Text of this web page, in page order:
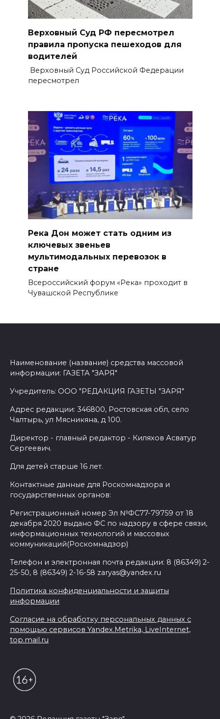
Верховный Суд РФ пересмотрел
правила пропуска пешеходов для
водителей
Верховный Суд Российской Федерации
пересмотрел
Река Дон может стать одним из
ключевых звеньев
мультимодальных перевозок в
стране
Всероссийский форум «Река» проходит в
Чувашской Республике
Наименование (название) средства массовой
информации: ГАЗЕТА "ЗАРЯ"
Учредитель: ООО "РЕДАКЦИЯ ГАЗЕТЫ "ЗАРЯ"
Адрес редакции: 346800, Ростовская обл, село
Чалтырь, ул Мясникяна, д 100.
Директор - главный редактор - Киляхов Асватур
Сергеевич.
Для детей старше 16 лет.
Контактные данные для Роскомнадзора и
государственных органов:
Регистрационный номер Эл №ФС77-79759 от 18
декабря 2020 выдано ФС по надзору в сфере связи,
информационных технологий и массовых
коммуникаций(Роскомнадзор)
Телефон и электронная почта редакции: 8 (86349) 2-
25-50, 8 (86349) 2-16-58 zaryas@yandex.ru
Политика конфиденциальности и защиты
информации
Согласие на обработку персональных данных с
помощью сервисов Yandex.Metrika, LiveInternet,
top.mail.ru